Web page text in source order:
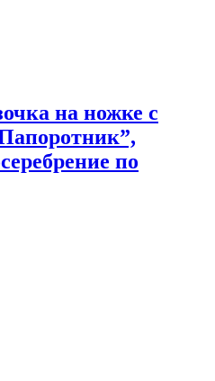
на ножке с
по